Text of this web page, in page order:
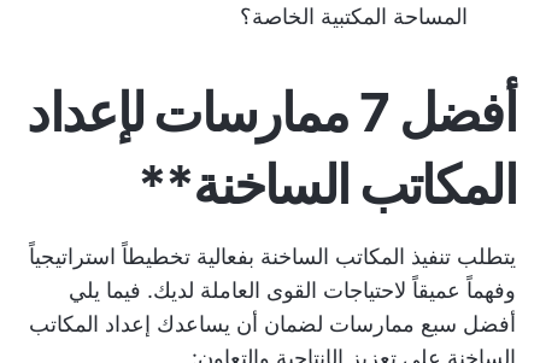
المساحة المكتبية الخاصة؟
أفضل 7 ممارسات لإعداد
المكاتب الساخنة**
يتطلب تنفيذ المكاتب الساخنة بفعالية تخطيطاً استراتيجياً
وفهماً عميقاً لاحتياجات القوى العاملة لديك. فيما يلي
أفضل سبع ممارسات لضمان أن يساعدك إعداد المكاتب
الساخنة على تعزيز الإنتاجية والتعاون: